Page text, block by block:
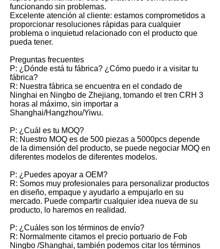
funcionando sin problemas.
Excelente atención al cliente: estamos comprometidos a
proporcionar resoluciones rápidas para cualquier
problema o inquietud relacionado con el producto que
pueda tener.
Preguntas frecuentes
P: ¿Dónde está tu fábrica? ¿Cómo puedo ir a visitar tu
fábrica?
R: Nuestra fábrica se encuentra en el condado de
Ninghai en Ningbo de Zhejiang, tomando el tren CRH 3
horas al máximo, sin importar a
Shanghai/Hangzhou/Yiwu.
P: ¿Cuál es tu MOQ?
R: Nuestro MOQ es de 500 piezas a 5000pcs depende
de la dimensión del producto, se puede negociar MOQ en
diferentes modelos de diferentes modelos.
P: ¿Puedes apoyar a OEM?
R: Somos muy profesionales para personalizar productos
en diseño, empaque y ayudarlo a empujarlo en su
mercado. Puede compartir cualquier idea nueva de su
producto, lo haremos en realidad.
P: ¿Cuáles son los términos de envío?
R: Normalmente citamos el precio portuario de Fob
Ningbo /Shanghai, también podemos citar los términos